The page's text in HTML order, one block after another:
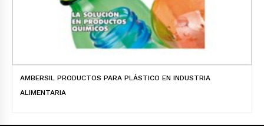
AMBERSIL PRODUCTOS PARA PLÁSTICO EN INDUSTRIA
ALIMENTARIA